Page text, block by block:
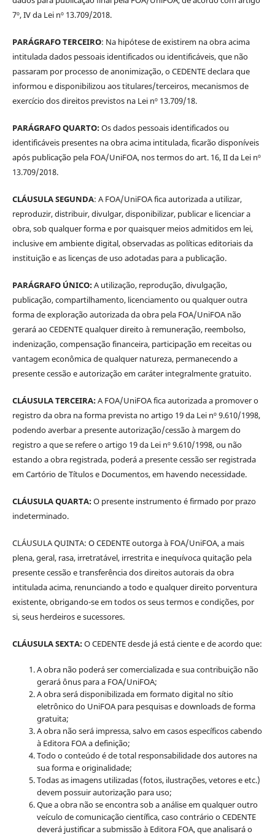
7º, IV da Lei nº 13.709/2018.
PARÁGRAFO TERCEIRO: Na hipótese de existirem na obra acima
intitulada dados pessoais identificados ou identificáveis, que não
passaram por processo de anonimização, o CEDENTE declara que
informou e disponibilizou aos titulares/terceiros, mecanismos de
exercício dos direitos previstos na Lei nº 13.709/18.
PARÁGRAFO QUARTO:Os dados pessoais identificados ou
identificáveis presentes na obra acima intitulada, ficarão disponíveis
após publicação pela FOA/UniFOA, nos termos do art. 16, II da Lei nº
13.709/2018.
CLÁUSULA SEGUNDA: A FOA/UniFOA fica autorizada a utilizar,
reproduzir, distribuir, divulgar, disponibilizar, publicar e licenciar a
obra, sob qualquer forma e por quaisquer meios admitidos em lei,
inclusive em ambiente digital, observadas as políticas editoriais da
instituição e as licenças de uso adotadas para a publicação.
PARÁGRAFO ÚNICO:A utilização, reprodução, divulgação,
publicação, compartilhamento, licenciamento ou qualquer outra
forma de exploração autorizada da obra pela FOA/UniFOA não
gerará ao CEDENTE qualquer direito à remuneração, reembolso,
indenização, compensação financeira, participação em receitas ou
vantagem econômica de qualquer natureza, permanecendo a
presente cessão e autorização em caráter integralmente gratuito.
CLÁUSULA TERCEIRA:A FOA/UniFOA fica autorizada a promover o
registro da obra na forma prevista no artigo 19 da Lei nº 9.610/1998,
podendo averbar a presente autorização/cessão à margem do
registro a que se refere o artigo 19 da Lei nº 9.610/1998, ou não
estando a obra registrada, poderá a presente cessão ser registrada
em Cartório de Títulos e Documentos, em havendo necessidade.
CLÁUSULA QUARTA:O presente instrumento é firmado por prazo
indeterminado.
CLÁUSULA QUINTA: O CEDENTE outorga à FOA/UniFOA, a mais
plena, geral, rasa, irretratável, irrestrita e inequívoca quitação pela
presente cessão e transferência dos direitos autorais da obra
intitulada acima, renunciando a todo e qualquer direito porventura
existente, obrigando-se em todos os seus termos e condições, por
si, seus herdeiros e sucessores.
CLÁUSULA SEXTA:O CEDENTE desde já está ciente e de acordo que:
A obra não poderá ser comercializada e sua contribuição não
gerará ônus para a FOA/UniFOA;
A obra será disponibilizada em formato digital no sítio
eletrônico do UniFOA para pesquisas e downloads de forma
gratuita;
A obra não será impressa, salvo em casos específicos cabendo
à Editora FOA a definição;
Todo o conteúdo é de total responsabilidade dos autores na
sua forma e originalidade;
Todas as imagens utilizadas (fotos, ilustrações, vetores e etc.)
devem possuir autorização para uso;
Que a obra não se encontra sob a análise em qualquer outro
veículo de comunicação científica, caso contrário o CEDENTE
deverá justificar a submissão à Editora FOA, que analisará o